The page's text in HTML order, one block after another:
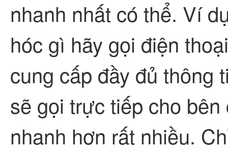
nhanh nhất có thể. Ví
hóc gì hãy gọi điện
cung cấp đầy đủ thông
sẽ gọi trực tiếp cho
nhanh hơn rất nhiều.